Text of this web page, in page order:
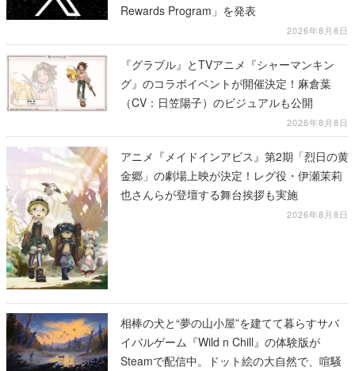
Rewards Program」を発表
2026年8月8日
『グラブル』とTVアニメ『シャーマンキン
グ』のコラボイベントが開催決定！麻倉葉
（CV：日笠陽子）のビジュアルも公開
2026年8月8日
アニメ『メイドインアビス』第2期「烈日の黄
金郷」の劇場上映が決定！レグ役・伊瀬茉莉
也さんらが登壇する舞台挨拶も実施
2026年8月8日
相棒の犬と“夢の山小屋”を建てて暮らすサバ
イバルゲーム『Wild n Chill』の体験版が
Steamで配信中。ドット絵の大自然で、喧騒